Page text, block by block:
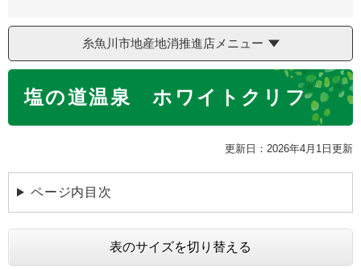
へ
糸魚川市地産地消推進店メニュー
塩の道温泉 ホワイトクリフ
更新日：2026年4月1日更新
ページ内目次
表のサイズを切り替える